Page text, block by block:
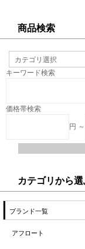
商品検索
キーワード検索
価格帯検索
円 ～
カテゴリから
ブランド一覧
アフロート